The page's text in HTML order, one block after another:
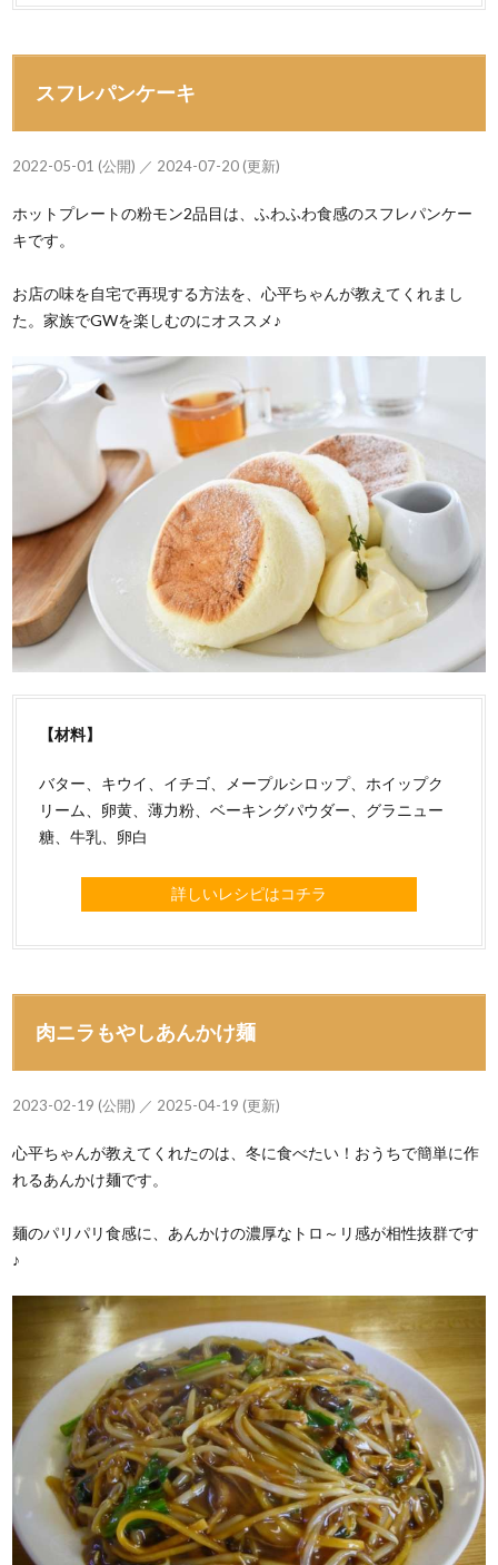
スフレパンケーキ
2022-05-01 (公開) ／ 2024-07-20 (更新)
ホットプレートの粉モン2品目は、ふわふわ食感のスフレパンケー
キです。
お店の味を自宅で再現する方法を、心平ちゃんが教えてくれまし
た。家族でGWを楽しむのにオススメ♪
【材料】
バター、キウイ、イチゴ、メープルシロップ、ホイップク
リーム、卵黄、薄力粉、ベーキングパウダー、グラニュー
糖、牛乳、卵白
詳しいレシピはコチラ
肉ニラもやしあんかけ麺
2023-02-19 (公開) ／ 2025-04-19 (更新)
心平ちゃんが教えてくれたのは、冬に食べたい！おうちで簡単に作
れるあんかけ麺です。
麺のパリパリ食感に、あんかけの濃厚なトロ～リ感が相性抜群です
♪